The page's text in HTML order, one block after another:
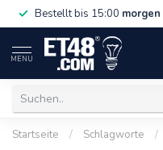
Bestellt bis 15:00 morgen
MENU
Startseite / Schlagworte /